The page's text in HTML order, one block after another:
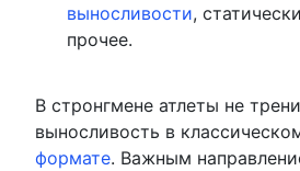
выносливости,
прочее.
В стронгмене атлеты не
выносливость в
формате. Важным